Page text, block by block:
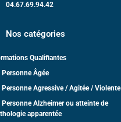
04.67.69.94.42
Nos catégories
Qualifiantes
Personne Âgée
Personne Agressive / Agitée / Violente
Personne Alzheimer ou atteinte de
apparentée